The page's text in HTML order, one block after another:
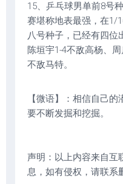
15、乒乓球男单前8号
赛堪称地表最强，在1/
八号种子，已经有四位
陈垣宇1-4不敌高杨、
不敌马特。
【微语】：相信自己
要不断发掘和挖掘。
声明：以上内容来自互
息，如有侵权，请联系